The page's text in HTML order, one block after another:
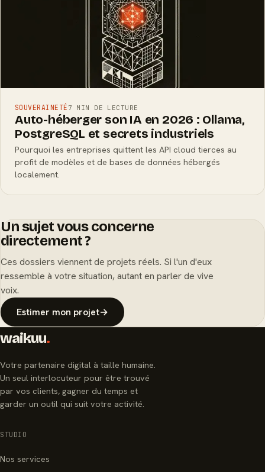
SOUVERAINETÉ 7 MIN DE LECTURE
Auto-héberger son IA en 2026 : Ollama,
PostgreSQL et secrets industriels
Pourquoi les entreprises quittent les API cloud tierces au
profit de modèles et de bases de données hébergés
localement.
Un sujet vous concerne
directement ?
Ces dossiers viennent de projets réels. Si l'un d'eux
ressemble à votre situation, autant en parler de vive
voix.
Estimer mon projet→
waikuu.
Votre partenaire digital à taille humaine.
Un seul interlocuteur pour être trouvé
par vos clients, gagner du temps et
garder un outil qui suit votre activité.
STUDIO
Nos services